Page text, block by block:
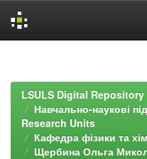
LSULS Digital Repository
Навчально-наукові
Research Units
Кафедра фізики та
Щербина Ольга